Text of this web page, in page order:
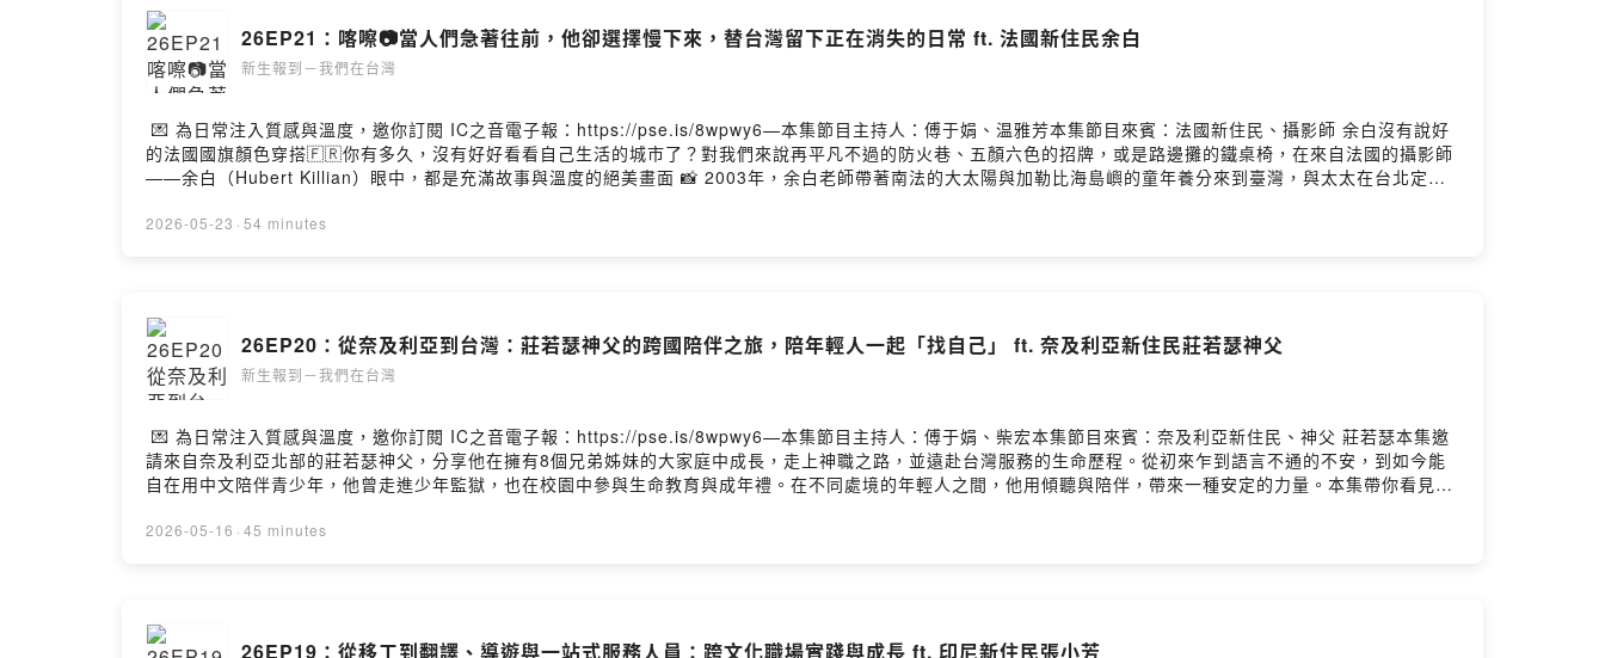
文化交融的動人故事，都在 IC之音電子報：https://pse.is/newcomedm—企劃 | 劉貝貝腳本 | 劉貝貝錄音 | 傅于娟剪輯 | 傅于娟
26EP21：喀嚓📷當人們急著往前，他卻選擇慢下來，替台灣留下正在消失的日常 ft. 法國新住民余白
新生報到－我們在台灣
💌 為日常注入質感與溫度，邀你訂閱 IC之音電子報：https://pse.is/8wpwy6—本集節目主持人：傅于娟、温雅芳本集節目來賓：法國新住民、攝影師 余白沒有說好
的法國國旗顏色穿搭🇫🇷你有多久，沒有好好看看自己生活的城市了？對我們來說再平凡不過的防火巷、五顏六色的招牌，或是路邊攤的鐵桌椅，在來自法國的攝影師
——余白（Hubert Killian）眼中，都是充滿故事與溫度的絕美畫面 📸 2003年，余白老師帶著南法的大太陽與加勒比海島嶼的童年養分來到臺灣，與太太在台北定
而言，攝影不只是記錄現實，更是精準調度空間與人物，描述出他「自己去想像、去深深愛上的臺灣」，這一張張的照片，也讓我們有機會重新看見這座島嶼迷人的樣
在香山火車站旁的展演空間「藝站 One Station」舉辦攝影展《花塵》。—與我們分享你的心得 ➡️ https://www.surveycake.com/s/7qxgB ⬅️ 還有機會抽到小禮物唷
🎁也別忘了按讚《新生報到-我們在台灣》臉書粉專，聽見更多精彩故事👏💌在地人物與文化交融的動人故事，都在 IC之音電子報：https://pse.is/newcomedm—企
劃 | 温雅芳腳本 | 温雅芳錄音 | 温雅芳剪輯 | 温雅芳
2026-05-23 · 54 minutes
26EP20：從奈及利亞到台灣：莊若瑟神父的跨國陪伴之旅，陪年輕人一起「找自己」 ft. 奈及利亞新住民莊若瑟神父
新生報到－我們在台灣
💌 為日常注入質感與溫度，邀你訂閱 IC之音電子報：https://pse.is/8wpwy6—本集節目主持人：傅于娟、柴宏本集節目來賓：奈及利亞新住民、神父 莊若瑟本集邀
請來自奈及利亞北部的莊若瑟神父，分享他在擁有8個兄弟姊妹的大家庭中成長，走上神職之路，並遠赴台灣服務的生命歷程。從初來乍到語言不通的不安，到如今能
自在用中文陪伴青少年，他曾走進少年監獄，也在校園中參與生命教育與成年禮。在不同處境的年輕人之間，他用傾聽與陪伴，帶來一種安定的力量。本集帶你看見，
到自在的轉變・少年監獄中最直接、最誠實的青春對話・校園裡不一樣的神父角色：用陪伴取代說教・從不安到安定，他如何成為年輕人的依靠・跨文化的人生旅程，
2026-05-16 · 45 minutes
26EP19：從移工到翻譯、導遊與一站式服務人員：跨文化職場實踐與成長 ft. 印尼新住民張小芳